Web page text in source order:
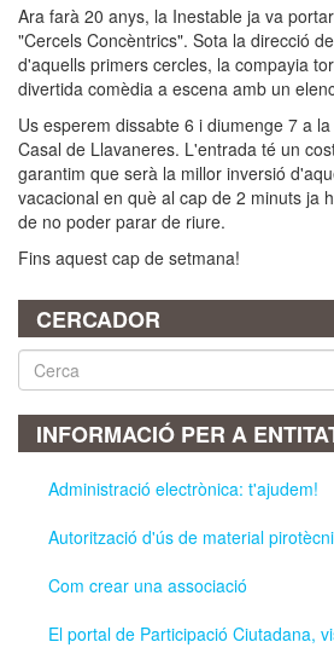
Ara farà 20 anys, la Inestable ja va
"Cercels Concèntrics". Sota la direcció
d'aquells primers cercles, la compayia
divertida comèdia a escena amb un
Us esperem dissabte 6 i diumenge 7 a
Casal de Llavaneres. L'entrada té un
garantim que serà la millor inversió
vacacional en què al cap de 2 minuts ja
de no poder parar de riure.
Fins aquest cap de setmana!
CERCADOR
INFORMACIÓ PER A
Administració electrònica: t'ajudem!
Autorització d'ús de material
Com crear una associació
El portal de Participació Ciutadana,